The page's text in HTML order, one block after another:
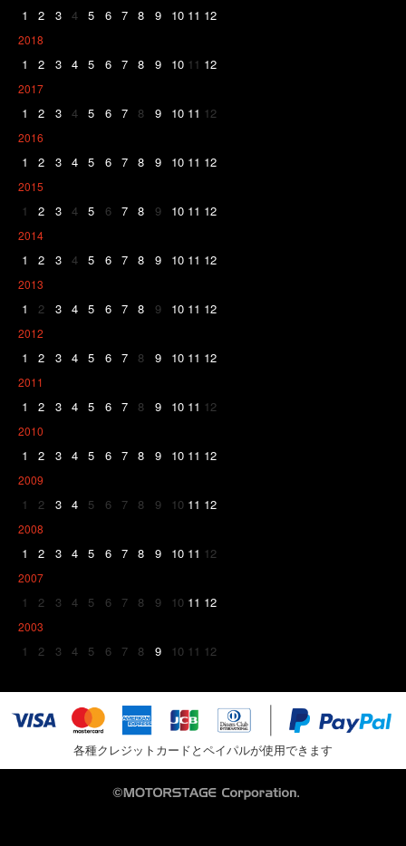
1 2 3 4 5 6 7 8 9 10 11 12
2018
1 2 3 4 5 6 7 8 9 10 11 12
2017
1 2 3 4 5 6 7 8 9 10 11 12
2016
1 2 3 4 5 6 7 8 9 10 11 12
2015
1 2 3 4 5 6 7 8 9 10 11 12
2014
1 2 3 4 5 6 7 8 9 10 11 12
2013
1 2 3 4 5 6 7 8 9 10 11 12
2012
1 2 3 4 5 6 7 8 9 10 11 12
2011
1 2 3 4 5 6 7 8 9 10 11 12
2010
1 2 3 4 5 6 7 8 9 10 11 12
2009
1 2 3 4 5 6 7 8 9 10 11 12
2008
1 2 3 4 5 6 7 8 9 10 11 12
2007
1 2 3 4 5 6 7 8 9 10 11 12
2003
1 2 3 4 5 6 7 8 9 10 11 12
各種クレジットカードとペイパルが使用できます